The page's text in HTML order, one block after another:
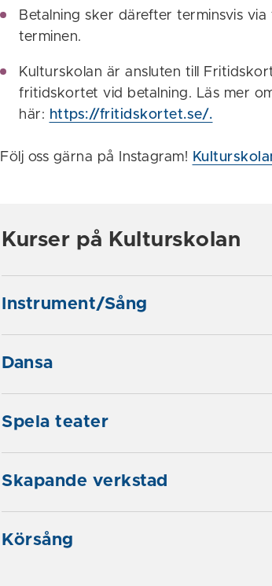
Betalning sker därefter terminsvis
terminen.
Kulturskolan är ansluten till
fritidskortet vid betalning. Läs mer
här: https://fritidskortet.se/.
Följ oss gärna på Instagram!
Kurser på Kulturskolan
Instrument/Sång
Dansa
Spela teater
Skapande verkstad
Körsång